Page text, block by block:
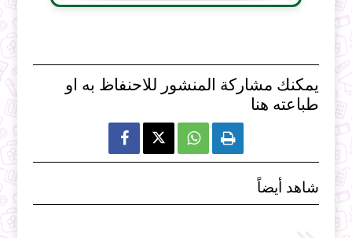
يمكنك مشاركة المنشور للاحنفاظ به او
طباعته هنا
  
شاهد أيضاً